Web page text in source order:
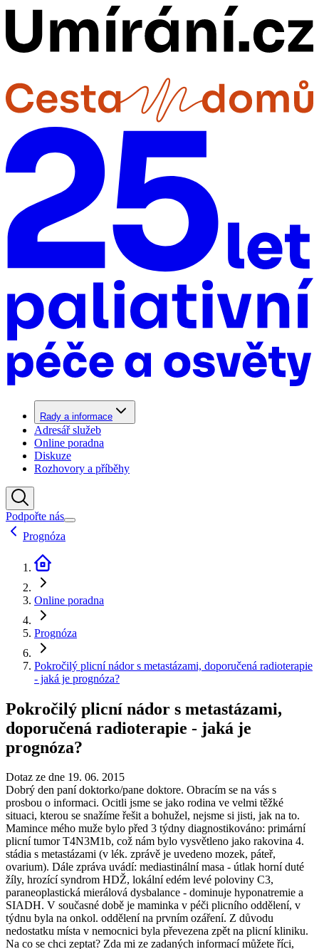
Rady a informace
Adresář služeb
Online poradna
Diskuze
Rozhovory a příběhy
Podpořte nás
Prognóza
Online poradna
Prognóza
Pokročilý plicní nádor s metastázami, doporučená radioterapie
- jaká je prognóza?
Pokročilý plicní nádor s metastázami,
doporučená radioterapie - jaká je
prognóza?
Dotaz ze dne 19. 06. 2015
Dobrý den paní doktorko/pane doktore. Obracím se na vás s
prosbou o informaci. Ocitli jsme se jako rodina ve velmi těžké
situaci, kterou se snažíme řešit a bohužel, nejsme si jisti, jak na to.
Mamince mého muže bylo před 3 týdny diagnostikováno: primární
plicní tumor T4N3M1b, což nám bylo vysvětleno jako rakovina 4.
stádia s metastázami (v lék. zprávě je uvedeno mozek, páteř,
ovarium). Dále zpráva uvádí: mediastinální masa - útlak horní duté
žíly, hrozící syndrom HDŽ, lokální edém levé poloviny C3,
paraneoplastická mierálová dysbalance - dominuje hyponatremie a
SIADH. V současné době je maminka v péči plicního oddělení, v
týdnu byla na onkol. oddělení na prvním ozáření. Z důvodu
nedostatku místa v nemocnici byla převezena zpět na plicní kliniku.
Na co se chci zeptat? Zda mi ze zadaných informací můžete říci,